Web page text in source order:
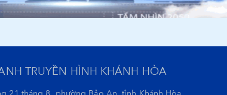
TRUYỀN HÌNH KHÁNH HÒA